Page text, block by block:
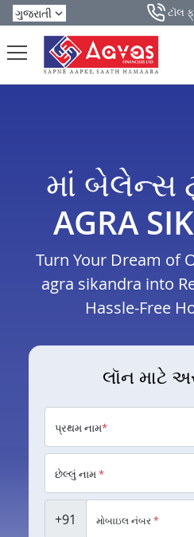
ટૉલ
માં બેલેન્સ
AGRA
Turn Your Dream of
agra sikandra into
Hassle-Free
લૉન માટે
પ્રથમ નામ*
છેલ્લું નામ*
+91 મોબાઇલ નંબર*